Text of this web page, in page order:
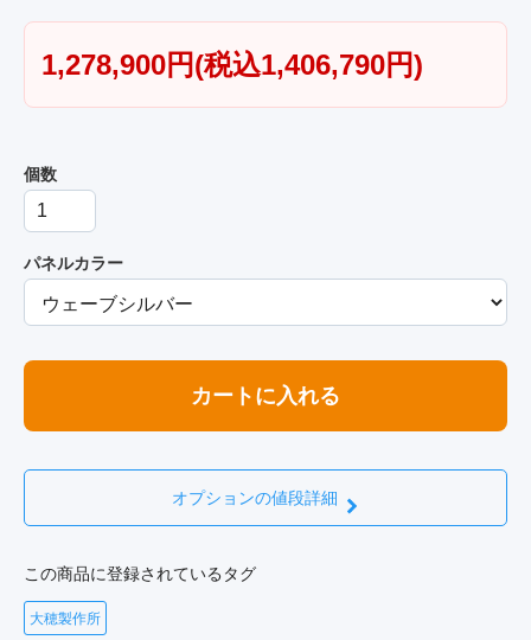
1,278,900円(税込1,406,790円)
個数
パネルカラー
カートに入れる
オプションの値段詳細
この商品に登録されているタグ
大穂製作所